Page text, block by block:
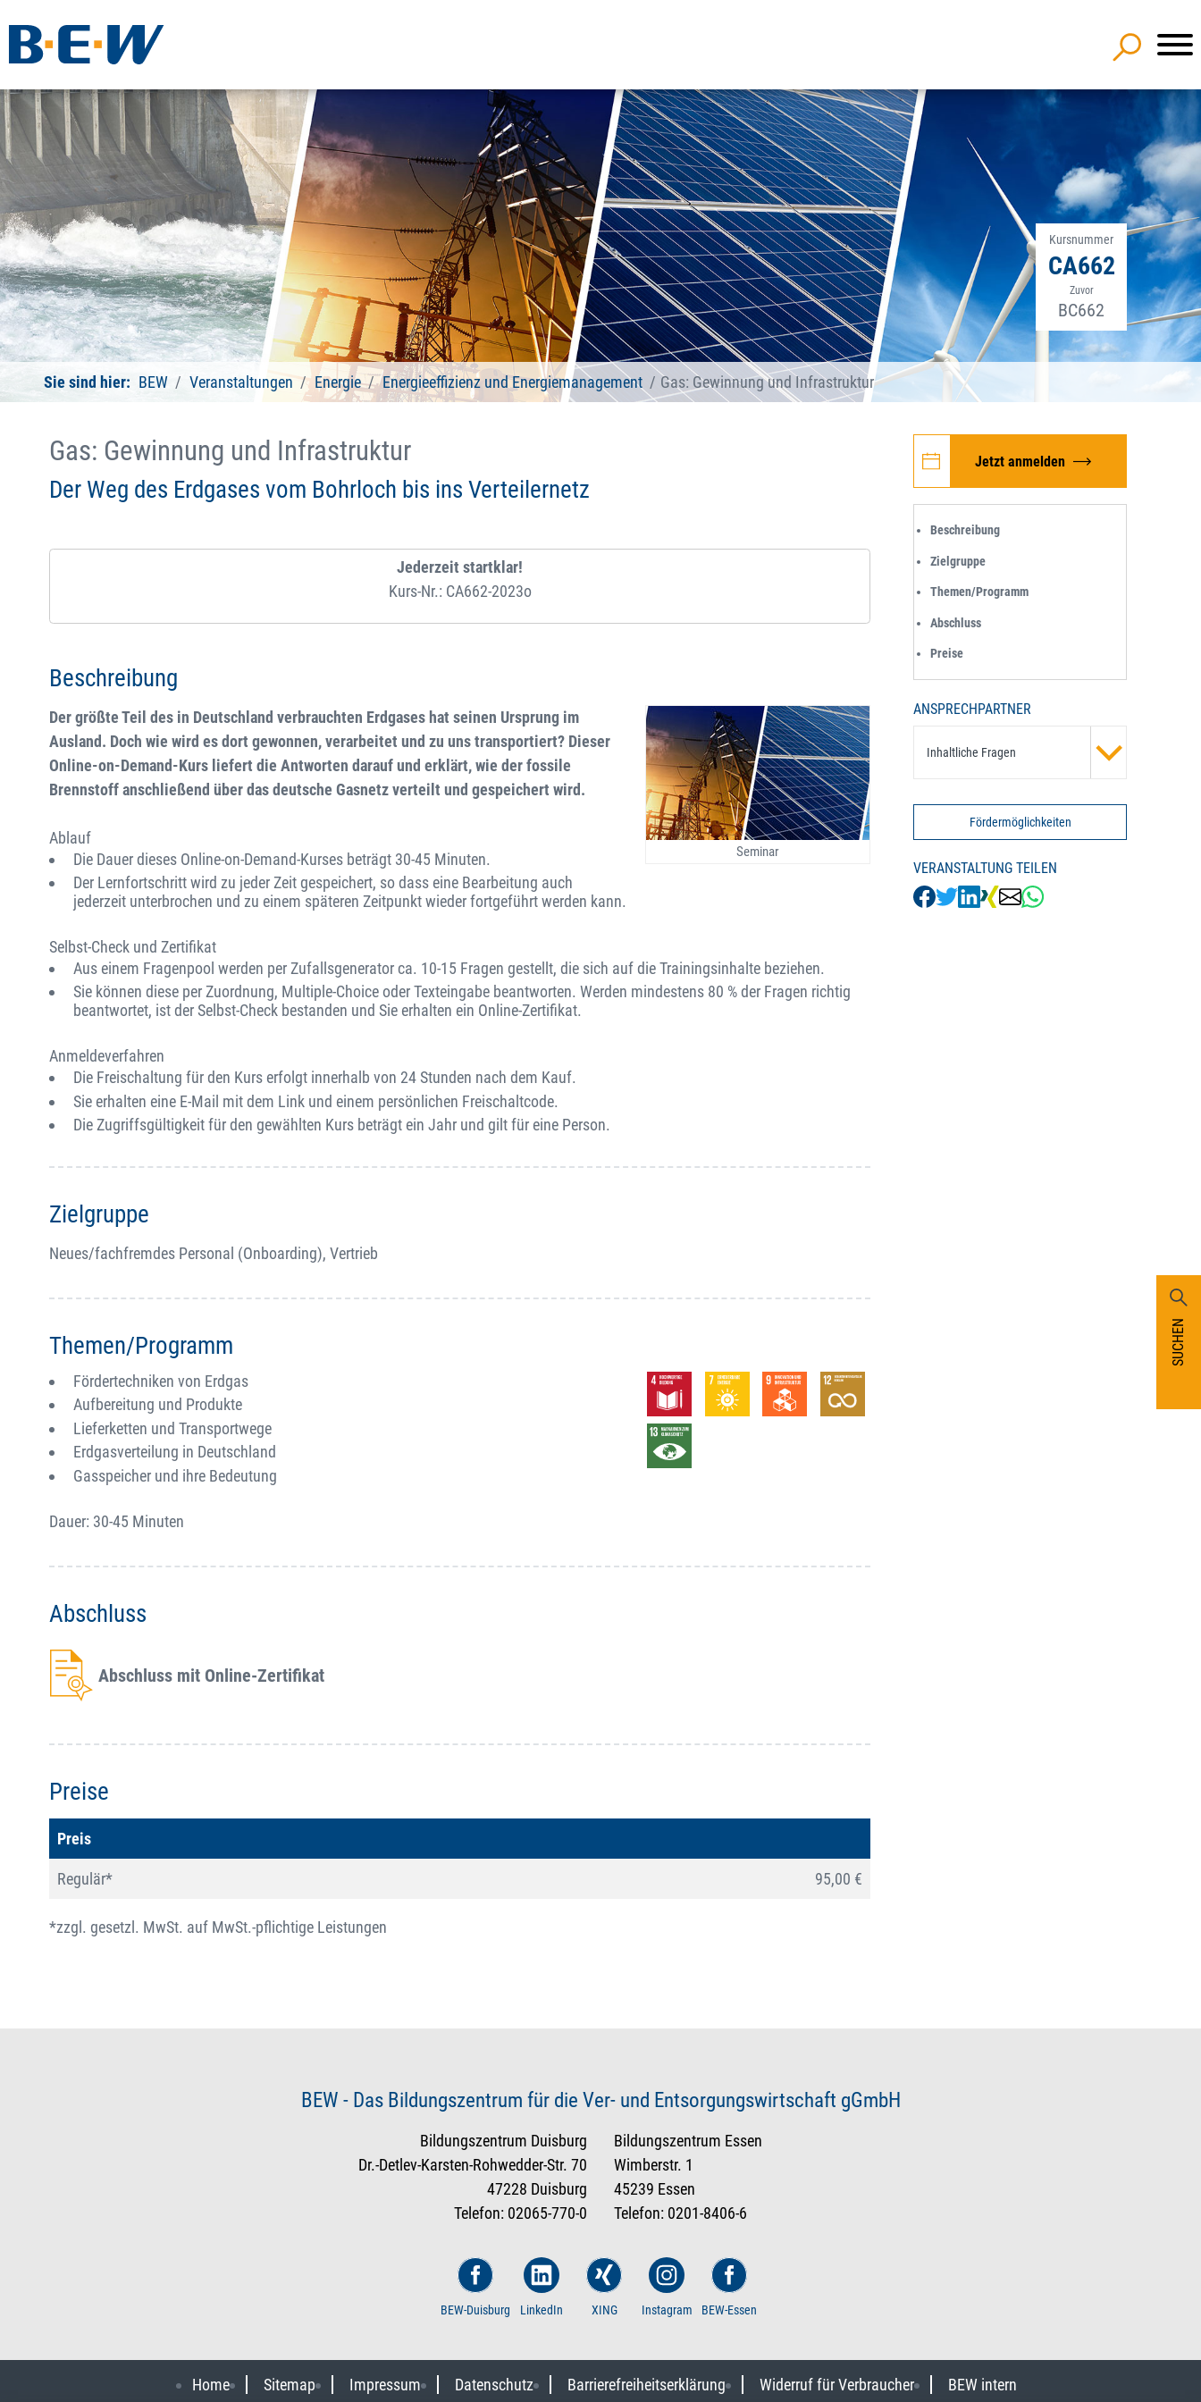
SUCHEN
Kursnummer
CA662
Zuvor
BC662
Sie sind hier: BEW Veranstaltungen Energie Energieeffizienz und Energiemanagement Gas: Gewinnung und Infrastruktur
Gas: Gewinnung und Infrastruktur
Der Weg des Erdgases vom Bohrloch bis ins Verteilernetz
Jederzeit startklar!
Kurs-Nr.: CA662-2023o
Beschreibung
Seminar
Der größte Teil des in Deutschland verbrauchten Erdgases hat seinen Ursprung im
Ausland. Doch wie wird es dort gewonnen, verarbeitet und zu uns transportiert? Dieser
Online-on-Demand-Kurs liefert die Antworten darauf und erklärt, wie der fossile
Brennstoff anschließend über das deutsche Gasnetz verteilt und gespeichert wird.
Ablauf
Die Dauer dieses Online-on-Demand-Kurses beträgt 30-45 Minuten.
Der Lernfortschritt wird zu jeder Zeit gespeichert, so dass eine Bearbeitung auch
jederzeit unterbrochen und zu einem späteren Zeitpunkt wieder fortgeführt werden kann.
Selbst-Check und Zertifikat
Aus einem Fragenpool werden per Zufallsgenerator ca. 10-15 Fragen gestellt, die sich auf die Trainingsinhalte beziehen.
Sie können diese per Zuordnung, Multiple-Choice oder Texteingabe beantworten. Werden mindestens 80 % der Fragen richtig
beantwortet, ist der Selbst-Check bestanden und Sie erhalten ein Online-Zertifikat.
Anmeldeverfahren
Die Freischaltung für den Kurs erfolgt innerhalb von 24 Stunden nach dem Kauf.
Sie erhalten eine E-Mail mit dem Link und einem persönlichen Freischaltcode.
Die Zugriffsgültigkeit für den gewählten Kurs beträgt ein Jahr und gilt für eine Person.
Zielgruppe
Neues/fachfremdes Personal (Onboarding), Vertrieb
Themen/Programm
Fördertechniken von Erdgas
Aufbereitung und Produkte
Lieferketten und Transportwege
Erdgasverteilung in Deutschland
Gasspeicher und ihre Bedeutung
Dauer: 30-45 Minuten
Abschluss
Abschluss mit Online-Zertifikat
Preise
Preis
Regulär* 95,00 €
*zzgl. gesetzl. MwSt. auf MwSt.-pflichtige Leistungen
Jetzt anmelden
Beschreibung
Zielgruppe
Themen/Programm
Abschluss
Preise
ANSPRECHPARTNER
Inhaltliche Fragen
Fördermöglichkeiten
VERANSTALTUNG TEILEN
BEW - Das Bildungszentrum für die Ver- und Entsorgungswirtschaft gGmbH
Bildungszentrum Duisburg
Dr.-Detlev-Karsten-Rohwedder-Str. 70
47228 Duisburg
Telefon: 02065-770-0
Bildungszentrum Essen
Wimberstr. 1
45239 Essen
Telefon: 0201-8406-6
BEW-Duisburg LinkedIn XING Instagram BEW-Essen
Home Sitemap Impressum Datenschutz Barrierefreiheitserklärung Widerruf für Verbraucher BEW intern